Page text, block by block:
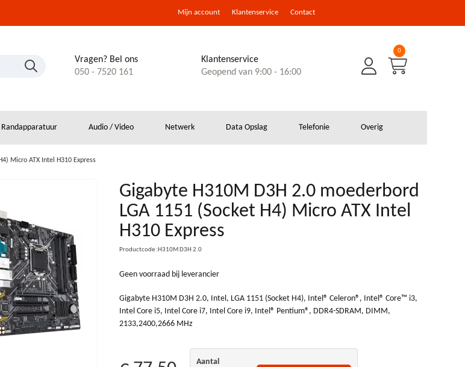
Mijn account Klantenservice Contact
Vragen? Bel ons
050 - 7520 161
Klantenservice
Geopend van 9:00 - 16:00
0
Randapparatuur Audio / Video Netwerk Data Opslag Telefonie Overig
Micro ATX Intel H310 Express
Gigabyte H310M D3H 2.0 moederbord
LGA 1151 (Socket H4) Micro ATX Intel
H310 Express
Productcode :H310M D3H 2.0
Geen voorraad bij leverancier
Gigabyte H310M D3H 2.0, Intel, LGA 1151 (Socket H4), Intel® Celeron®, Intel® Core™ i3,
Intel Core i5, Intel Core i7, Intel Core i9, Intel® Pentium®, DDR4-SDRAM, DIMM,
2133,2400,2666 MHz
Aantal